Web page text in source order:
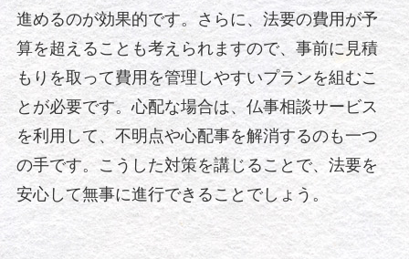
進めるのが効果的です。さらに、法要の費用が予
算を超えることも考えられますので、事前に見積
もりを取って費用を管理しやすいプランを組むこ
とが必要です。心配な場合は、仏事相談サービス
を利用して、不明点や心配事を解消するのも一つ
の手です。こうした対策を講じることで、法要を
安心して無事に進行できることでしょう。